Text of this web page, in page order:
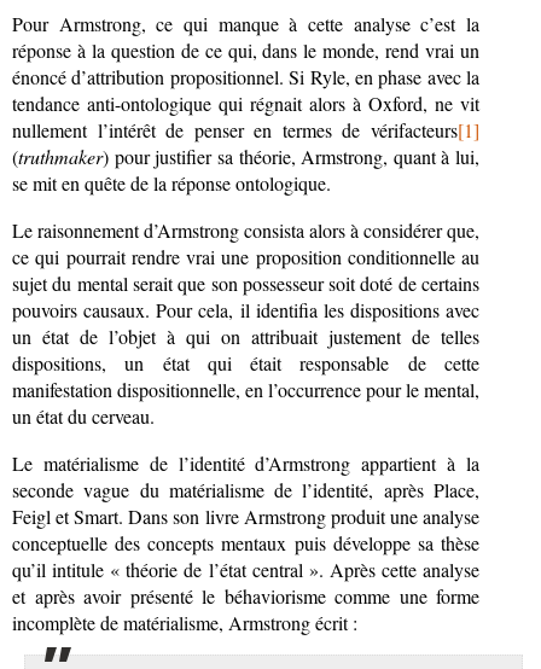
Pour Armstrong, ce qui manque à cette analyse c’est la
réponse à la question de ce qui, dans le monde, rend vrai un
énoncé d’attribution propositionnel. Si Ryle, en phase avec la
tendance anti-ontologique qui régnait alors à Oxford, ne vit
nullement l’intérêt de penser en termes de vérifacteurs[1]
(truthmaker) pour justifier sa théorie, Armstrong, quant à lui,
se mit en quête de la réponse ontologique.
Le raisonnement d’Armstrong consista alors à considérer que,
ce qui pourrait rendre vrai une proposition conditionnelle au
sujet du mental serait que son possesseur soit doté de certains
pouvoirs causaux. Pour cela, il identifia les dispositions avec
un état de l’objet à qui on attribuait justement de telles
dispositions, un état qui était responsable de cette
manifestation dispositionnelle, en l’occurrence pour le mental,
un état du cerveau.
Le matérialisme de l’identité d’Armstrong appartient à la
seconde vague du matérialisme de l’identité, après Place,
Feigl et Smart. Dans son livre Armstrong produit une analyse
conceptuelle des concepts mentaux puis développe sa thèse
qu’il intitule « théorie de l’état central ». Après cette analyse
et après avoir présenté le béhaviorisme comme une forme
incomplète de matérialisme, Armstrong écrit :